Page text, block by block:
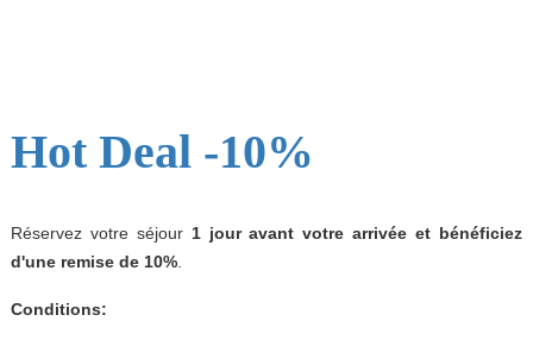
Hot Deal -10%
Réservez votre séjour 1 jour avant votre arrivée et bénéficiez
d'une remise de 10%.
Conditions: